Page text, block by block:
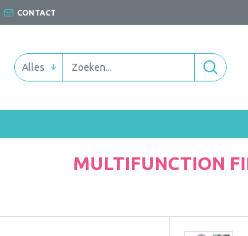
CONTACT
Alles
MULTIFUNCTION